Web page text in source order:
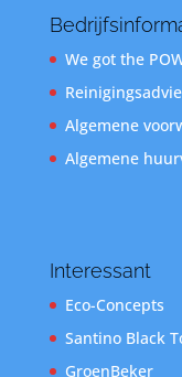
We got the
Algemene
Algemene
Interessant
Eco-Concepts
Santino Black
GroenBeker